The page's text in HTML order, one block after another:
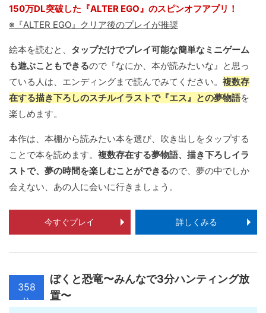
150万DL突破した『ALTER EGO』のスピンオフアプリ！
※『ALTER EGO』クリア後のプレイが推奨
絵本を読むと、 タップだけでプレイ可能な簡単なミニゲーム
も遊ぶこともできるので『なにか、本が読みたいな』と思っ
ている人は、エンディングまで読んでみてください。 複数存
在する描き下ろしのスチルイラストで『エス』との夢物語を
楽しめます。
本作は、本棚から読みたい本を選び、吹き出しをタップする
ことで本を読めます。 複数存在する夢物語、描き下ろしイラ
ストで、夢の時間を楽しむことができるので、夢の中でしか
会えない、あの人に会いに行きましょう。
今すぐプレイ 詳しくみる
358
位
ぼくと恐竜〜みんなで3分ハンティング放
置〜